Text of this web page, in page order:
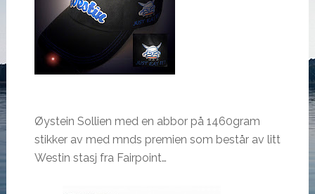
Øystein Sollien med en abbor på 1460gram
stikker av med mnds premien som består av litt
Westin stasj fra Fairpoint…